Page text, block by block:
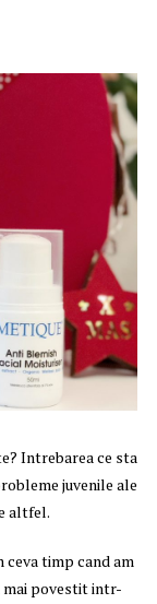
Intrebarea ce sta
juvenile ale
altfel.
ceva timp cand am
mai povestit intr-